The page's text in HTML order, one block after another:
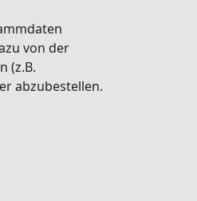
von der
(z.B.
abzubestellen.